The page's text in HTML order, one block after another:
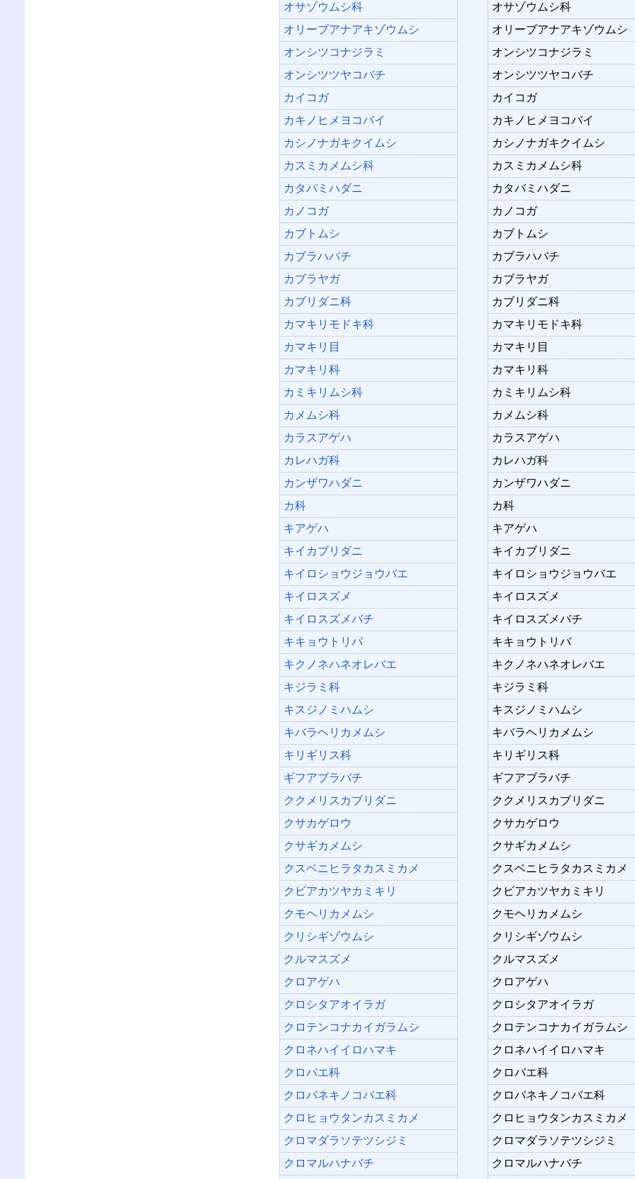
オサゾウムシ科
オサゾウムシ科
オリーブアナアキゾウムシ
オリーブアナアキゾウムシ
オンシツコナジラミ
オンシツコナジラミ
オンシツツヤコバチ
オンシツツヤコバチ
カイコガ
カイコガ
カキノヒメヨコバイ
カキノヒメヨコバイ
カシノナガキクイムシ
カシノナガキクイムシ
カスミカメムシ科
カスミカメムシ科
カタバミハダニ
カタバミハダニ
カノコガ
カノコガ
カブトムシ
カブトムシ
カブラハバチ
カブラハバチ
カブラヤガ
カブラヤガ
カブリダニ科
カブリダニ科
カマキリモドキ科
カマキリモドキ科
カマキリ目
カマキリ目
カマキリ科
カマキリ科
カミキリムシ科
カミキリムシ科
カメムシ科
カメムシ科
カラスアゲハ
カラスアゲハ
カレハガ科
カレハガ科
カンザワハダニ
カンザワハダニ
カ科
カ科
キアゲハ
キアゲハ
キイカブリダニ
キイカブリダニ
キイロショウジョウバエ
キイロショウジョウバエ
キイロスズメ
キイロスズメ
キイロスズメバチ
キイロスズメバチ
キキョウトリバ
キキョウトリバ
キクノネハネオレバエ
キクノネハネオレバエ
キジラミ科
キジラミ科
キスジノミハムシ
キスジノミハムシ
キバラヘリカメムシ
キバラヘリカメムシ
キリギリス科
キリギリス科
ギフアブラバチ
ギフアブラバチ
ククメリスカブリダニ
ククメリスカブリダニ
クサカゲロウ
クサカゲロウ
クサギカメムシ
クサギカメムシ
クスベニヒラタカスミカメ
クスベニヒラタカスミカメ
クビアカツヤカミキリ
クビアカツヤカミキリ
クモヘリカメムシ
クモヘリカメムシ
クリシギゾウムシ
クリシギゾウムシ
クルマスズメ
クルマスズメ
クロアゲハ
クロアゲハ
クロシタアオイラガ
クロシタアオイラガ
クロテンコナカイガラムシ
クロテンコナカイガラムシ
クロネハイイロハマキ
クロネハイイロハマキ
クロバエ科
クロバエ科
クロバネキノコバエ科
クロバネキノコバエ科
クロヒョウタンカスミカメ
クロヒョウタンカスミカメ
クロマダラソテツシジミ
クロマダラソテツシジミ
クロマルハナバチ
クロマルハナバチ